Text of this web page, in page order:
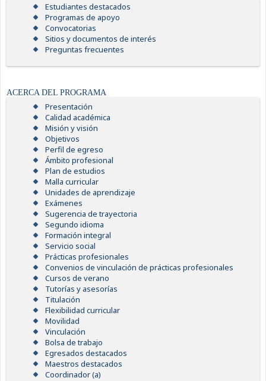
Estudiantes destacados
Programas de apoyo
Convocatorias
Sitios y documentos de interés
Preguntas frecuentes
ACERCA DEL PROGRAMA
Presentación
Calidad académica
Misión y visión
Objetivos
Perfil de egreso
Ámbito profesional
Plan de estudios
Malla curricular
Unidades de aprendizaje
Exámenes
Sugerencia de trayectoria
Segundo idioma
Formación integral
Servicio social
Prácticas profesionales
Convenios de vinculación de prácticas profesionales
Cursos de verano
Tutorías y asesorías
Titulación
Flexibilidad curricular
Movilidad
Vinculación
Bolsa de trabajo
Egresados destacados
Maestros destacados
Coordinador (a)